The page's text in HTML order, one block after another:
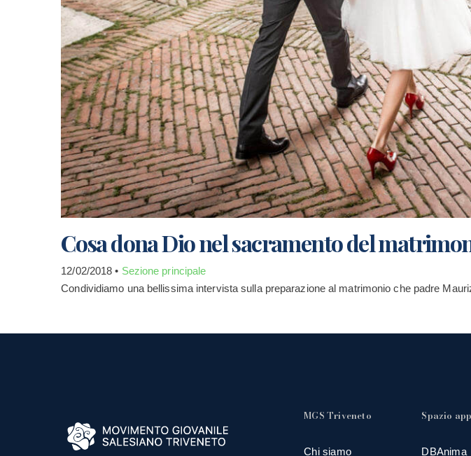
Cosa dona Dio nel sacramento del
12/02/2018 • Sezione principale
Condividiamo una bellissima intervista sulla preparazione al matrimonio che padre
MGS Triveneto
Chi siamo
Spazio app
DBAnima